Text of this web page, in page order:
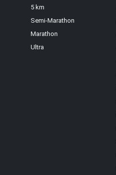
5 km
Semi-Marathon
Marathon
Ultra